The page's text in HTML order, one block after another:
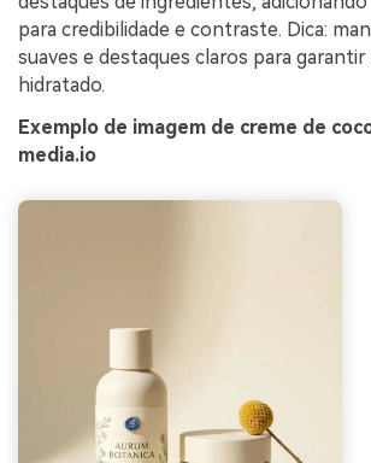
para credibilidade e contraste. Dica:
suaves e destaques claros para
hidratado.
Exemplo de imagem de creme de
media.io